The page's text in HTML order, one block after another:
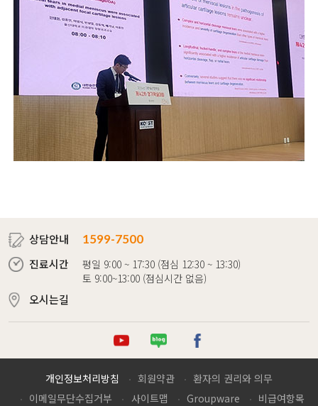
상담안내
1599-7500
진료시간
평일 9:00 ~ 17:30 (점심 12:30 ~ 13:30)
토 9:00~13:00 (점심시간 없음)
오시는길
튜브 로그 이스북
개인정보처리방침 회원약관
환자의 권리와 의무
이메일무단수집거부
사이트맵 Groupware 비급여항목